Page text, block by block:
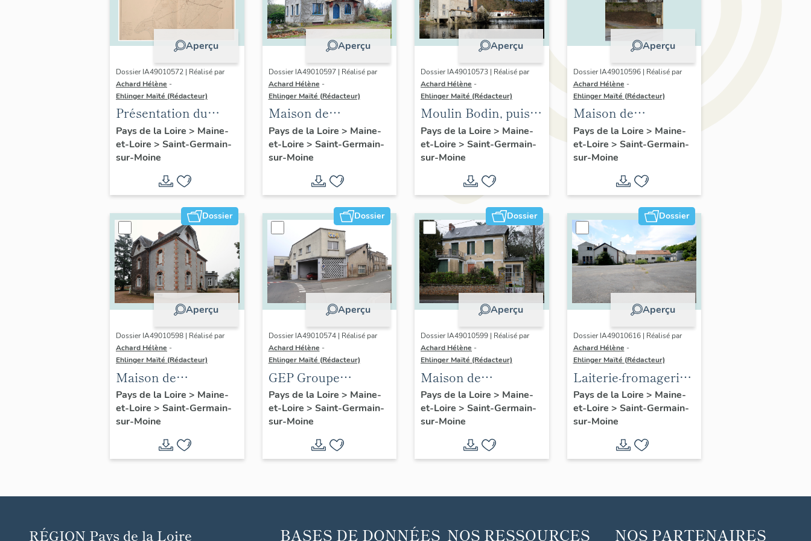
Aperçu
Dossier IA49010572 | Réalisé par
Achard Hélène -
Ehlinger Maïté (Rédacteur)
Présentation du
patrimoine
industriel de la
commune de Saint-
Germain-sur-Moine
Pays de la Loire > Maine-
et-Loire > Saint-Germain-
sur-Moine
Aperçu
Dossier IA49010597 | Réalisé par
Achard Hélène -
Ehlinger Maïté (Rédacteur)
Maison de
l'industriel Bernard
Pasquier, 7 rue d'
Anjou, Saint-
Germain-sur-Moine
Pays de la Loire > Maine-
et-Loire > Saint-Germain-
sur-Moine
Aperçu
Dossier IA49010573 | Réalisé par
Achard Hélène -
Ehlinger Maïté (Rédacteur)
Moulin Bodin, puis
minoterie Bodin,
Saint-Germain-sur-
Moine
Pays de la Loire > Maine-
et-Loire > Saint-Germain-
sur-Moine
Aperçu
Dossier IA49010596 | Réalisé par
Achard Hélène -
Ehlinger Maïté (Rédacteur)
Maison de
l'industriel Adrien
Boyer, cadre de GEP
Groupe Pasquier, 15
rue du Moulin, Saint-
Germain-sur-Moine
Pays de la Loire > Maine-
et-Loire > Saint-Germain-
sur-Moine
Dossier
Aperçu
Dossier IA49010598 | Réalisé par
Achard Hélène -
Ehlinger Maïté (Rédacteur)
Maison de
l'industriel Camille
Pasquier, 52 rue du
Docteur-Raffegeau,
Saint-Germain-sur-
Moine
Pays de la Loire > Maine-
et-Loire > Saint-Germain-
sur-Moine
Dossier
Aperçu
Dossier IA49010574 | Réalisé par
Achard Hélène -
Ehlinger Maïté (Rédacteur)
GEP Groupe
Pasquier, rue
Eventard, Saint-
Germain-sur-Moine
Pays de la Loire > Maine-
et-Loire > Saint-Germain-
sur-Moine
Dossier
Aperçu
Dossier IA49010599 | Réalisé par
Achard Hélène -
Ehlinger Maïté (Rédacteur)
Maison de
l'industriel Jean
Bouyer, les Brises,
Saint-Germain-sur-
Pays de la Loire > Maine-
et-Loire > Saint-Germain-
sur-Moine
Dossier
Aperçu
Dossier IA49010616 | Réalisé par
Achard Hélène -
Ehlinger Maïté (Rédacteur)
Laiterie-fromagerie
Gallais, rue des
Vieux-Moulins,
Saint-Germain-sur-
Pays de la Loire > Maine-
et-Loire > Saint-Germain-
sur-Moine
RÉGION Pays de la Loire BASES DE DONNÉES NOS RESSOURCES NOS PARTENAIRES